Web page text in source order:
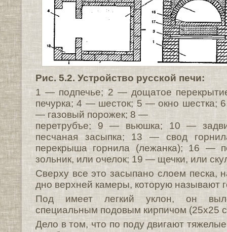
Рис. 5.2. Устройство русской печи:
1 — подпечье; 2 — дощатое
печурка; 4 — шесток; 5 — окно шестка;
— газовый порожек; 8 —
перетрубъе; 9 — вьюшка; 10 —
песчаная засыпка; 13 — свод
перекрыша горнила (лежанка); 16
зольник, или очелок; 19 — щечки, или
Сверху все это засыпано слоем
дно верхней камеры, которую называют
Под имеет легкий уклон, он
специальным подовым кирпичом (25x25
Дело в том, что по поду двигают